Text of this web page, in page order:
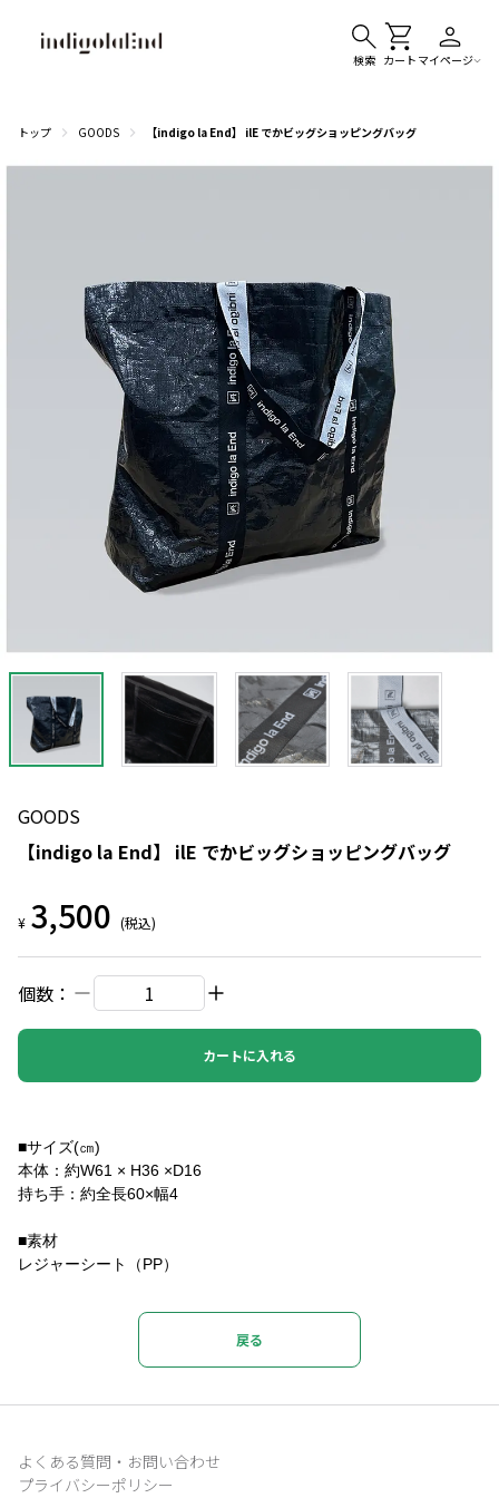
検索 カート マイページ
トップ GOODS 【indigo la End】 ilE でかビッグショッピングバッグ
GOODS
【indigo la End】 ilE でかビッグショッピングバッグ
¥ 3,500 (税込)
個数：
カートに入れる
■サイズ(㎝)
本体：約W61 × H36 ×D16
持ち手：約全長60×幅4
■素材
レジャーシート（PP）
戻る
よくある質問・お問い合わせ
プライバシーポリシー